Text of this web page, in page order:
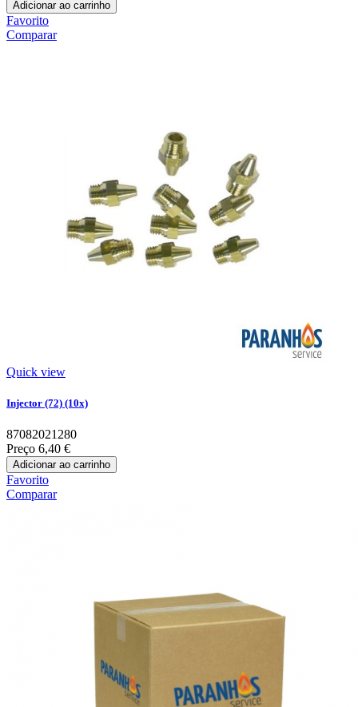
Adicionar ao carrinho
Favorito
Comparar
Quick view
Injector (72) (10x)
87082021280
Preço 6,40 €
Adicionar ao carrinho
Favorito
Comparar